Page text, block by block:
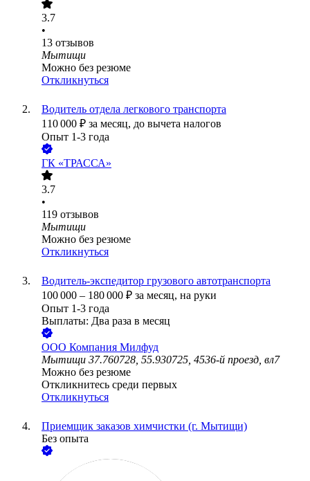
3.7
•
13 отзывов
Мытищи
Можно без резюме
Откликнуться
Водитель отдела легкового транспорта
110 000 ₽ за месяц, до вычета налогов
Опыт 1-3 года
ГК «ТРАССА»
3.7
•
119 отзывов
Мытищи
Можно без резюме
Откликнуться
Водитель-экспедитор грузового автотранспорта
100 000 – 180 000 ₽ за месяц, на руки
Опыт 1-3 года
Выплаты: Два раза в месяц
ООО Компания Милфуд
Мытищи 37.760728, 55.930725, 4536-й проезд, вл7
Можно без резюме
Откликнитесь среди первых
Откликнуться
Приемщик заказов химчистки (г. Мытищи)
Без опыта